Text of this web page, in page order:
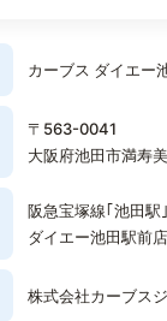
カーブス ダイエー
〒563-0041
大阪府池田市満寿
阪急宝塚線｢池田駅
ダイエー池田駅前
株式会社カーブス